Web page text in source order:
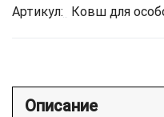
Артикул: Ковш для
Описание